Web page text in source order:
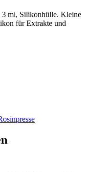
ml, Silikonhülle. Kleine
für Extrakte und